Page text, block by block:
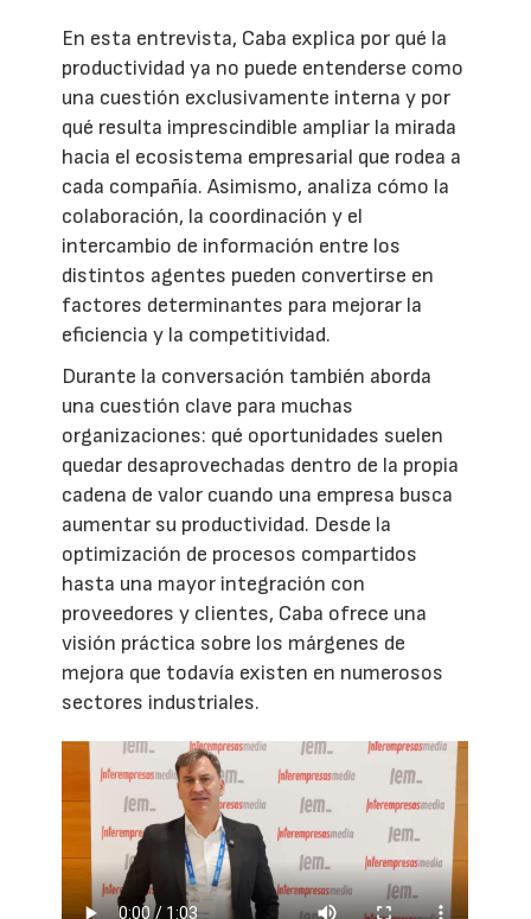
En esta entrevista, Caba explica por qué la
productividad ya no puede entenderse como
una cuestión exclusivamente interna y por
qué resulta imprescindible ampliar la mirada
hacia el ecosistema empresarial que rodea a
cada compañía. Asimismo, analiza cómo la
colaboración, la coordinación y el
intercambio de información entre los
distintos agentes pueden convertirse en
factores determinantes para mejorar la
eficiencia y la competitividad.
Durante la conversación también aborda
una cuestión clave para muchas
organizaciones: qué oportunidades suelen
quedar desaprovechadas dentro de la propia
cadena de valor cuando una empresa busca
aumentar su productividad. Desde la
optimización de procesos compartidos
hasta una mayor integración con
proveedores y clientes, Caba ofrece una
visión práctica sobre los márgenes de
mejora que todavía existen en numerosos
sectores industriales.